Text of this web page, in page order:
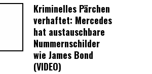
Kriminelles Pärchen
verhaftet: Mercedes
hat austauschbare
Nummernschilder
wie James Bond
(VIDEO)